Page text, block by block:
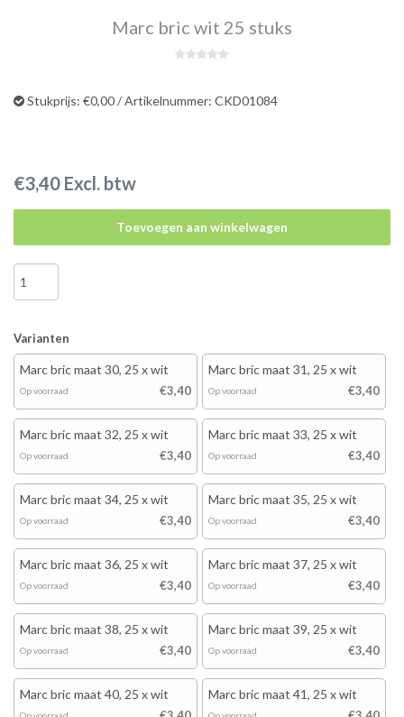
Marc bric wit 25 stuks
Stukprijs: €0,00 / Artikelnummer: CKD01084
€3,40 Excl. btw
Toevoegen aan winkelwagen
Varianten
Marc bric maat 30, 25 x wit
€3,40
Op voorraad
Marc bric maat 31, 25 x wit
€3,40
Op voorraad
Marc bric maat 32, 25 x wit
€3,40
Op voorraad
Marc bric maat 33, 25 x wit
€3,40
Op voorraad
Marc bric maat 34, 25 x wit
€3,40
Op voorraad
Marc bric maat 35, 25 x wit
€3,40
Op voorraad
Marc bric maat 36, 25 x wit
€3,40
Op voorraad
Marc bric maat 37, 25 x wit
€3,40
Op voorraad
Marc bric maat 38, 25 x wit
€3,40
Op voorraad
Marc bric maat 39, 25 x wit
€3,40
Op voorraad
Marc bric maat 40, 25 x wit Marc bric maat 41, 25 x wit